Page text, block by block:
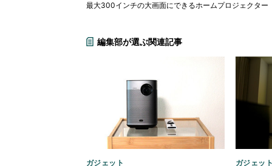
最大300インチの大画面にできるホームプロジェクター
編集部が選ぶ関連記事
ガジェット ガジェッ